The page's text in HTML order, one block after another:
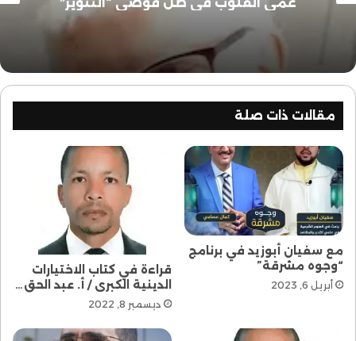
مقالات ذات صلة
مع سفيان أبوزيد في برنامج
“وجوه مشرقة”
أبريل 6, 2023
قراءة في كتاب الاختيارات
الدينية الكبرى / أ. عبد الحق…
ديسمبر 8, 2022